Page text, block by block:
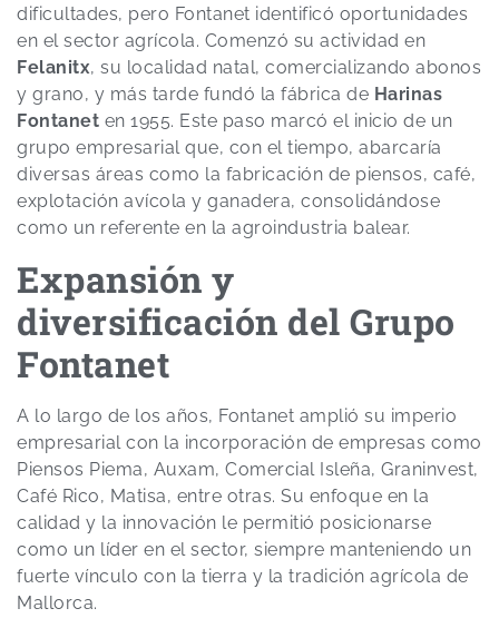
dificultades, pero Fontanet identificó oportunidades
en el sector agrícola. Comenzó su actividad en
Felanitx, su localidad natal, comercializando abonos
y grano, y más tarde fundó la fábrica de Harinas
Fontanet en 1955. Este paso marcó el inicio de un
grupo empresarial que, con el tiempo, abarcaría
diversas áreas como la fabricación de piensos, café,
explotación avícola y ganadera, consolidándose
como un referente en la agroindustria balear.
Expansión y
diversificación del Grupo
Fontanet
A lo largo de los años, Fontanet amplió su imperio
empresarial con la incorporación de empresas como
Piensos Piema, Auxam, Comercial Isleña, Graninvest,
Café Rico, Matisa, entre otras. Su enfoque en la
calidad y la innovación le permitió posicionarse
como un líder en el sector, siempre manteniendo un
fuerte vínculo con la tierra y la tradición agrícola de
Mallorca.